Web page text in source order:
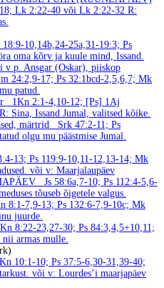
Lk 2:22-40 või Lk 2:22-32 R:
18:9-10,14b,24-25a,31-19:3; Ps
oma kõrv ja kuule mind, Issand.
v p. Ansgar (Oskar), piiskop
24:2,9-17; Ps 32:1bcd-2,5,6,7; Mk
patud.
1Kn 2:1-4,10-12; [Ps] 1Aj
R: Sina, Issand Jumal, valitsed kõike.
märtrid
Srk 47:2-11; Ps
olgu mu päästmise Jumal.
13; Ps 119:9-10,11-12,13-14; Mk
või v: Maarjalaupäev
Js 58:6a,7-10; Ps 112:4-5,6-
tõuseb õigetele valgus.
8:1-7,9-13; Ps 132:6-7,9-10c; Mk
juurde.
8:22-23,27-30; Ps 84:3,4,5+10,11;
nii armas mulle.
10:1-10; Ps 37:5-6,30-31,39-40;
või v: Lourdes’i maarjapäev